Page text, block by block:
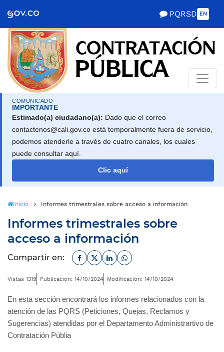
de Gobierno
PQRSD EN
COMUNICADO
IMPORTANTE
Estimado(a) ciudadano(a): Dado que el correo
contactenos@cali.gov.co está temporalmente fuera de servicio,
podemos atenderle a través de cuatro canales, los cuales
puede consultar aquí.
Clic aquí
Inicio Informes trimestrales sobre acceso a información
Informes trimestrales sobre
acceso a información
Compartir en: Facebook
TwitterLinkedinWhatsapp
Vistas 1319 Publicación: 14/10/2024 Modificación: 14/10/2024
En esta sección encontrará los informes relacionados con la
atención de las PQRS (Peticiones, Quejas, Reclamos y
Sugerencias) atendidas por el Departamento Administrartivo de
Contratación Públia